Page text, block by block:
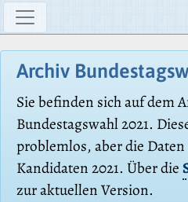
Archiv
Sie befinden sich auf dem
Bundestagswahl 2021.
problemlos, aber die
Kandidaten 2021. Über die
zur aktuellen Version.